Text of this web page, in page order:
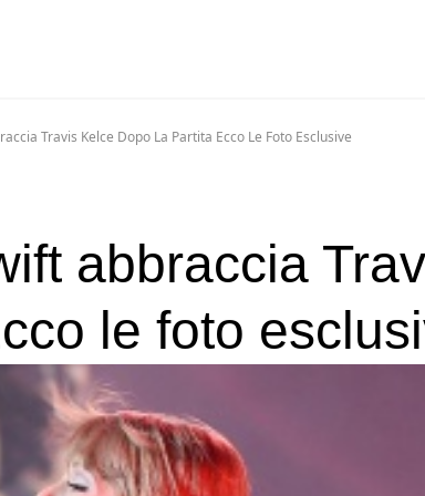
Travis Kelce Dopo La Partita Ecco Le Foto Esclusive
abbraccia
le foto